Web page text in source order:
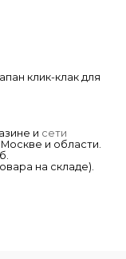
клик-клак для
и сети
Москве и области.
на складе).